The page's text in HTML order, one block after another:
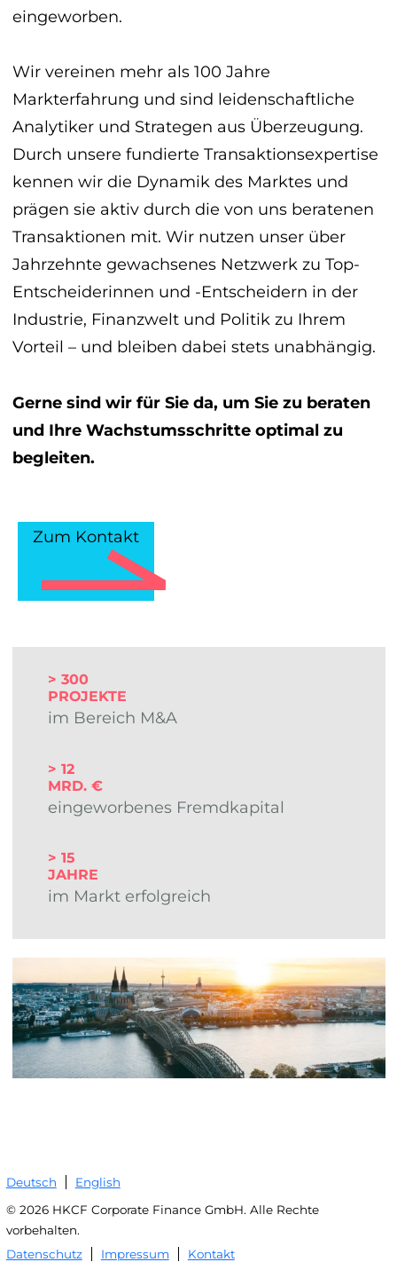
eingeworben.
Wir vereinen mehr als 100 Jahre
Markterfahrung und sind leidenschaftliche
Analytiker und Strategen aus Überzeugung.
Durch unsere fundierte Transaktionsexpertise
kennen wir die Dynamik des Marktes und
prägen sie aktiv durch die von uns beratenen
Transaktionen mit. Wir nutzen unser über
Jahrzehnte gewachsenes Netzwerk zu Top-
Entscheiderinnen und -Entscheidern in der
Industrie, Finanzwelt und Politik zu Ihrem
Vorteil – und bleiben dabei stets unabhängig.
Gerne sind wir für Sie da, um Sie zu beraten
und Ihre Wachstumsschritte optimal zu
begleiten.
Zum Kontakt
> 300
PROJEKTE
im Bereich M&A
> 12
MRD. €
eingeworbenes Fremdkapital
> 15
JAHRE
im Markt erfolgreich
Deutsch
English
© 2026 HKCF Corporate Finance GmbH. Alle Rechte
vorbehalten.
Datenschutz
Impressum Kontakt